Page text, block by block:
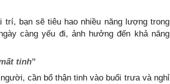
trí, bạn sẽ tiêu hao nhiều năng lượng trong
càng yếu đi, ảnh hưởng đến khả năng
tinh”
cần bổ thận tinh vào buổi trưa và nghỉ